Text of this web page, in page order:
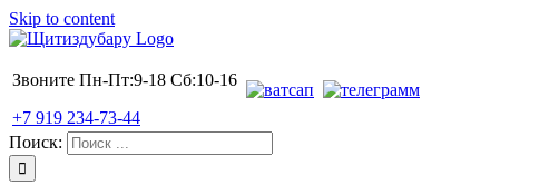
Skip to content
Звоните Пн-Пт:9-18 Сб:10-16
+7 919 234-73-44
Поиск: